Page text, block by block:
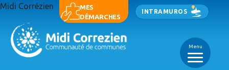
Aller au contenu principal
Midi Corrézien
MES
DÉMARCHES
INTRAMUROS
Menu
_
_
Panneau de gestion des cookies